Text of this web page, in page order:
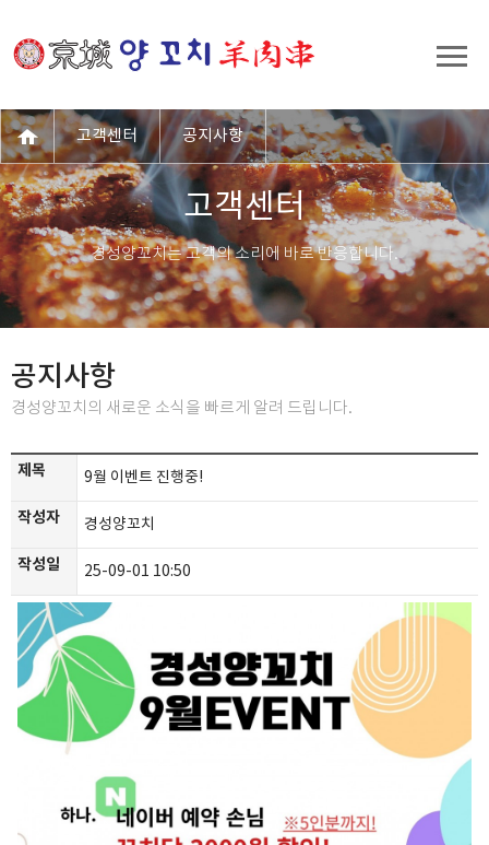
고객센터
경성양꼬치는 고객의 소리에 바로 반응합니다.
공지사항
경성양꼬치의 새로운 소식을 빠르게 알려 드립니다.
고객센터 공지사항
제목 9월 이벤트 진행중!
작성자 경성양꼬치
작성일 25-09-01 10:50